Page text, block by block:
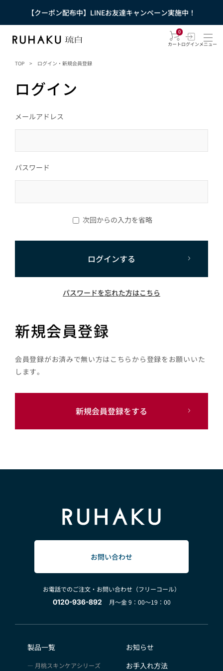
【クーポン配布中】LINEお友達キャンペーン実施中！
0
カートログインメニュー
TOP > ログイン・新規会員登録
ログイン
メールアドレス
パスワード
次回からの入力を省略
ログインする
パスワードを忘れた方はこちら
新規会員登録
会員登録がお済みで無い方はこちらから登録をお願いいた
します。
新規会員登録をする
お問い合わせ
お電話でのご注文・お問い合わせ（フリーコール）
0120-936-892
月～金 9：00～19：00
製品一覧
月桃スキンケアシリーズ
お知らせ
お手入れ方法